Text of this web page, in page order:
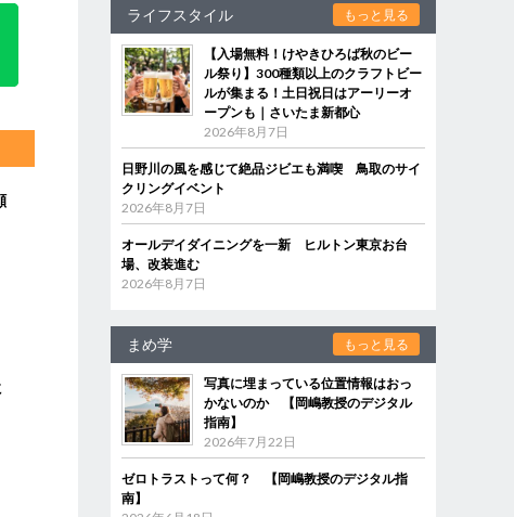
ライフスタイル もっと見る
【入場無料！けやきひろば秋のビー
ル祭り】300種類以上のクラフトビー
ルが集まる！土日祝日はアーリーオ
ープンも｜さいたま新都心
2026年8月7日
日野川の風を感じて絶品ジビエも満喫 鳥取のサイ
クリングイベント
2026年8月7日
オールデイダイニングを一新 ヒルトン東京お台
場、改装進む
2026年8月7日
まめ学 もっと見る
写真に埋まっている位置情報はおっ
かないのか 【岡嶋教授のデジタル
指南】
2026年7月22日
ゼロトラストって何？ 【岡嶋教授のデジタル指
南】